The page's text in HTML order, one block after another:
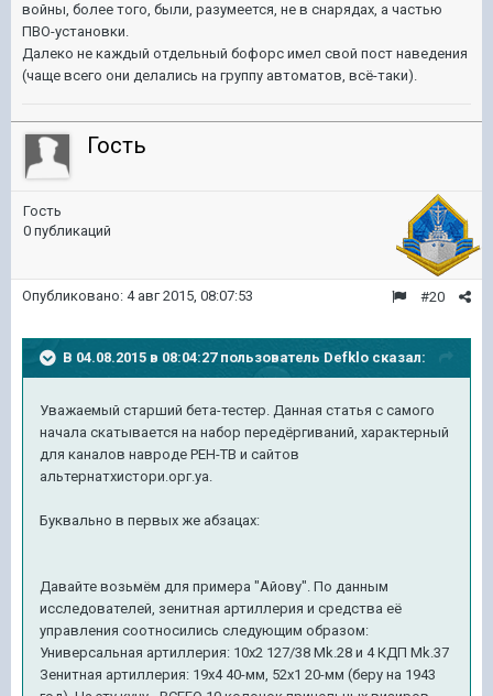
войны, более того, были, разумеется, не в снарядах, а частью
ПВО-установки.
Далеко не каждый отдельный бофорс имел свой пост наведения
(чаще всего они делались на группу автоматов, всё-таки).
Гость
Гость
0 публикаций
#20
Опубликовано: 4 авг 2015, 08:07:53
В 04.08.2015 в 08:04:27 пользователь Defklo сказал:
Уважаемый старший бета-тестер. Данная статья с самого
начала скатывается на набор передёргиваний, характерный
для каналов навроде РЕН-ТВ и сайтов
альтернатхистори.орг.уа.
Буквально в первых же абзацах:
Давайте возьмём для примера "Айову". По данным
исследователей, зенитная артиллерия и средства её
управления соотносились следующим образом:
Универсальная артиллерия: 10х2 127/38 Mk.28 и 4 КДП Mk.37
Зенитная артиллерия: 19х4 40-мм, 52х1 20-мм (беру на 1943